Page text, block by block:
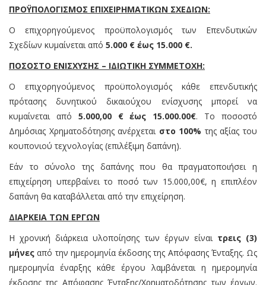
ΠΡΟΫΠΟΛΟΓΙΣΜΟΣ ΕΠΙΧΕΙΡΗΜΑΤΙΚΩΝ ΣΧΕΔΙΩΝ:
Ο επιχορηγούμενος προϋπολογισμός των Επενδυτικών
Σχεδίων κυμαίνεται από 5.000 € έως 15.000 €.
ΠΟΣΟΣΤΟ ΕΝΙΣΧΥΣΗΣ – ΙΔΙΩΤΙΚΗ ΣΥΜΜΕΤΟΧΗ:
Ο επιχορηγούμενος προϋπολογισμός κάθε επενδυτικής
πρότασης δυνητικού δικαιούχου ενίσχυσης μπορεί να
κυμαίνεται από 5.000,00 € έως 15.000.00€. Το ποσοστό
Δημόσιας Χρηματοδότησης ανέρχεται στο 100% της αξίας του
κουπονιού τεχνολογίας (επιλέξιμη δαπάνη).
Εάν το σύνολο της δαπάνης που θα πραγματοποιήσει η
επιχείρηση υπερβαίνει το ποσό των 15.000,00€, η επιπλέον
δαπάνη θα καταβάλλεται από την επιχείρηση.
ΔΙΑΡΚΕΙΑ ΤΩΝ ΕΡΓΩΝ
Η χρονική διάρκεια υλοποίησης των έργων είναι τρεις (3)
μήνεςαπό την ημερομηνία έκδοσης της Απόφασης Ένταξης. Ως
ημερομηνία έναρξης κάθε έργου λαμβάνεται η ημερομηνία
έκδοσης της Απόφασης Ένταξης/Χρηματοδότησης των έργων.